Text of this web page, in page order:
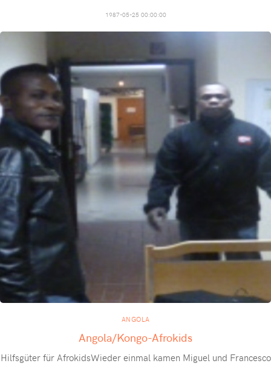
1987-05-25 00:00:00
ANGOLA
Angola/Kongo-Afrokids
Hilfsgüter für AfrokidsWieder einmal kamen Miguel und Francesco